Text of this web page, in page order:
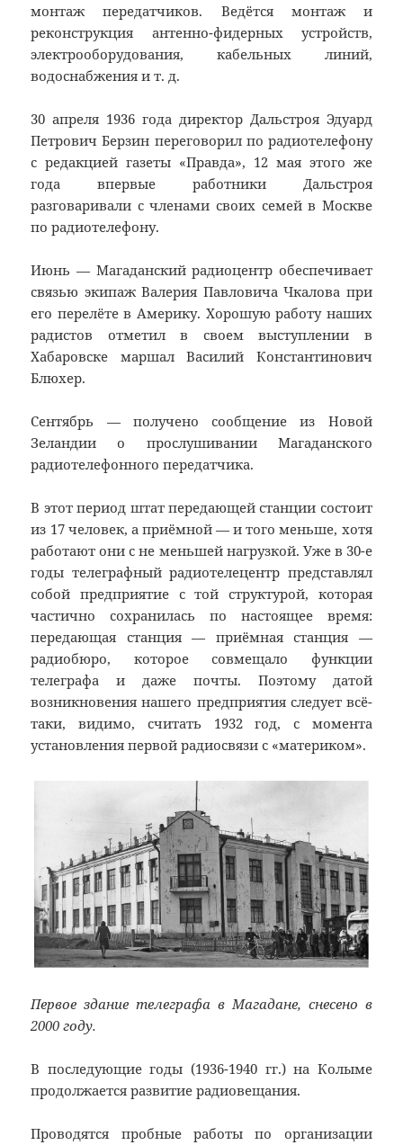
монтаж передатчиков. Ведётся монтаж и
реконструкция антенно-фидерных устройств,
электрооборудования, кабельных линий,
водоснабжения и т. д.
30 апреля 1936 года директор Дальстроя Эдуард
Петрович Берзин переговорил по радиотелефону
с редакцией газеты «Правда», 12 мая этого же
года впервые работники Дальстроя
разговаривали с членами своих семей в Москве
по радиотелефону.
Июнь — Магаданский радиоцентр обеспечивает
связью экипаж Валерия Павловича Чкалова при
его перелёте в Америку. Хорошую работу наших
радистов отметил в своем выступлении в
Хабаровске маршал Василий Константинович
Блюхер.
Сентябрь — получено сообщение из Новой
Зеландии о прослушивании Магаданского
радиотелефонного передатчика.
В этот период штат передающей станции состоит
из 17 человек, а приёмной — и того меньше, хотя
работают они с не меньшей нагрузкой. Уже в 30-е
годы телеграфный радиотелецентр представлял
собой предприятие с той структурой, которая
частично сохранилась по настоящее время:
передающая станция — приёмная станция —
радиобюро, которое совмещало функции
телеграфа и даже почты. Поэтому датой
возникновения нашего предприятия следует всё-
таки, видимо, считать 1932 год, с момента
установления первой радиосвязи с «материком».
Первое здание телеграфа в Магадане, снесено в
2000 году.
В последующие годы (1936-1940 гг.) на Колыме
продолжается развитие радиовещания.
Проводятся пробные работы по организации